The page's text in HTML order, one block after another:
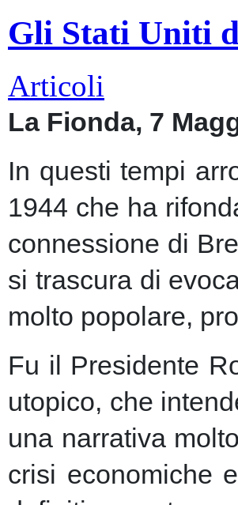
Gli Stati Uniti
Articoli
La Fionda, 7
In questi tempi
1944 che ha
connessione di
si trascura di
molto popolare,
Fu il Presidente
utopico, che
una narrativa
crisi economiche